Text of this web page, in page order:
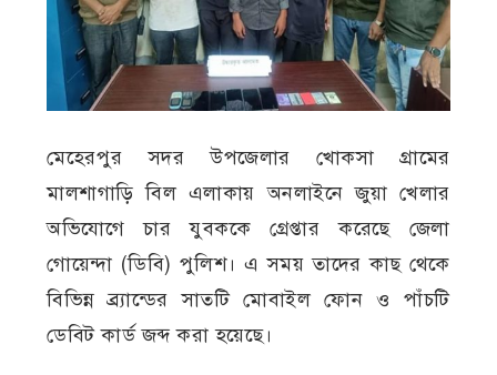
মেহেরপুর সদর উপজেলার খোকসা গ্রামের
মালশাগাড়ি বিল এলাকায় অনলাইনে জুয়া খেলার
অভিযোগে চার যুবককে গ্রেপ্তার করেছে জেলা
গোয়েন্দা (ডিবি) পুলিশ। এ সময় তাদের কাছ থেকে
বিভিন্ন ব্র্যান্ডের সাতটি মোবাইল ফোন ও পাঁচটি
ডেবিট কার্ড জব্দ করা হয়েছে।